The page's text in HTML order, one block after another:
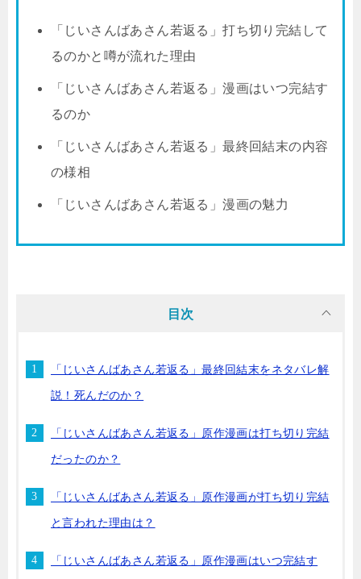
「じいさんばあさん若返る」打ち切り完結して
るのかと噂が流れた理由
「じいさんばあさん若返る」漫画はいつ完結す
るのか
「じいさんばあさん若返る」最終回結末の内容
の様相
「じいさんばあさん若返る」漫画の魅力
目次
「じいさんばあさん若返る」最終回結末をネタバレ解
説！死んだのか？
「じいさんばあさん若返る」原作漫画は打ち切り完結
だったのか？
「じいさんばあさん若返る」原作漫画が打ち切り完結
と言われた理由は？
「じいさんばあさん若返る」原作漫画はいつ完結す